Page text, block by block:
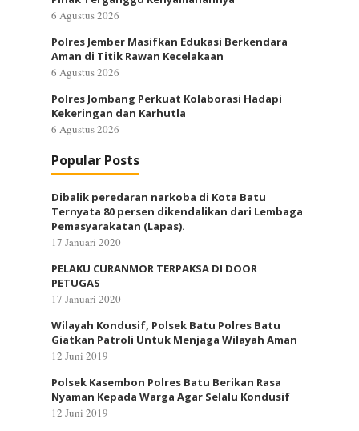
6 Agustus 2026
Polres Jember Masifkan Edukasi Berkendara
Aman di Titik Rawan Kecelakaan
6 Agustus 2026
Polres Jombang Perkuat Kolaborasi Hadapi
Kekeringan dan Karhutla
6 Agustus 2026
Popular Posts
Dibalik peredaran narkoba di Kota Batu
Ternyata 80 persen dikendalikan dari Lembaga
Pemasyarakatan (Lapas).
17 Januari 2020
PELAKU CURANMOR TERPAKSA DI DOOR
PETUGAS
17 Januari 2020
Wilayah Kondusif, Polsek Batu Polres Batu
Giatkan Patroli Untuk Menjaga Wilayah Aman
12 Juni 2019
Polsek Kasembon Polres Batu Berikan Rasa
Nyaman Kepada Warga Agar Selalu Kondusif
12 Juni 2019